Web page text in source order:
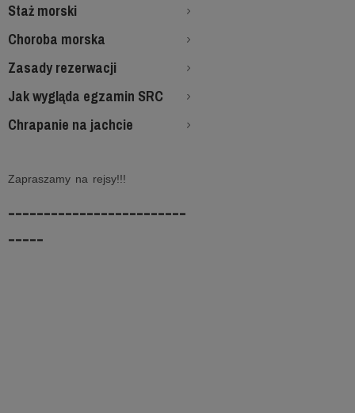
Staż morski
Choroba morska
Zasady rezerwacji
Jak wygląda egzamin SRC
Chrapanie na jachcie
Zapraszamy na rejsy!!!
-------------------------
-----